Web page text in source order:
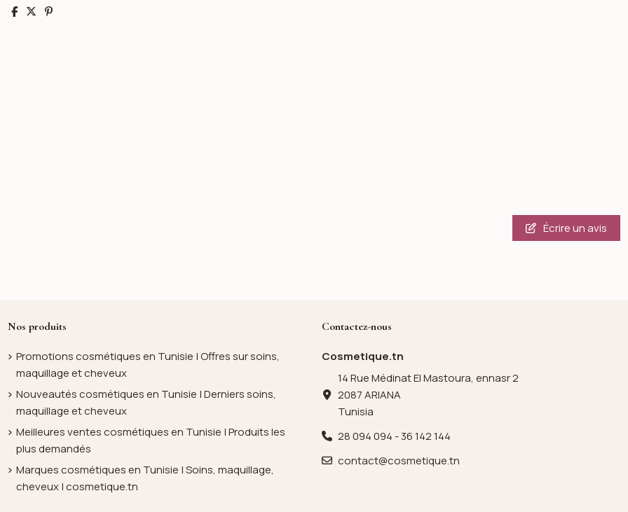
Partager
TweetPinterest
Écrire un avis
Nos produits
Promotions cosmétiques en Tunisie | Offres sur soins,
maquillage et cheveux
Nouveautés cosmétiques en Tunisie | Derniers soins,
maquillage et cheveux
Meilleures ventes cosmétiques en Tunisie | Produits les
plus demandés
Marques cosmétiques en Tunisie | Soins, maquillage,
cheveux | cosmetique.tn
Contactez-nous
Cosmetique.tn
14 Rue Médinat El Mastoura, ennasr 2
2087 ARIANA
Tunisia
28 094 094 - 36 142 144
contact@cosmetique.tn